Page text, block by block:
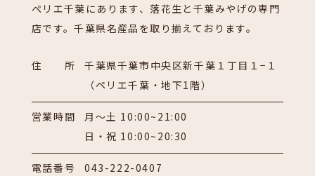
ぺリエ千葉にあります、落花生と千葉みやげの専門
店です。千葉県名産品を取り揃えております。
住 所
千葉県千葉市中央区新千葉１丁目１−１
（ペリエ千葉・地下1階）
営業時間
月～土 10:00~21:00
日・祝 10:00~20:30
電話番号 043-222-0407